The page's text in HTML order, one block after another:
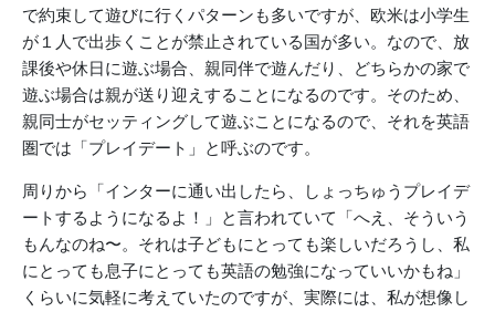
で約束して遊びに行くパターンも多いですが、欧米は小学生
が１人で出歩くことが禁止されている国が多い。なので、放
課後や休日に遊ぶ場合、親同伴で遊んだり、どちらかの家で
遊ぶ場合は親が送り迎えすることになるのです。そのため、
親同士がセッティングして遊ぶことになるので、それを英語
圏では「プレイデート」と呼ぶのです。
周りから「インターに通い出したら、しょっちゅうプレイデ
ートするようになるよ！」と言われていて「へえ、そういう
もんなのね〜。それは子どもにとっても楽しいだろうし、私
にとっても息子にとっても英語の勉強になっていいかもね」
くらいに気軽に考えていたのですが、実際には、私が想像し